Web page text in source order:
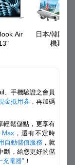
Air
日本/韓國來
機票
、手機驗證之會員
金抵用券，再加碼
輕鬆儲點，更享有
Max ，還有不定時
自動儲值服務，就
斷，給您更好的儲
充電器" ！